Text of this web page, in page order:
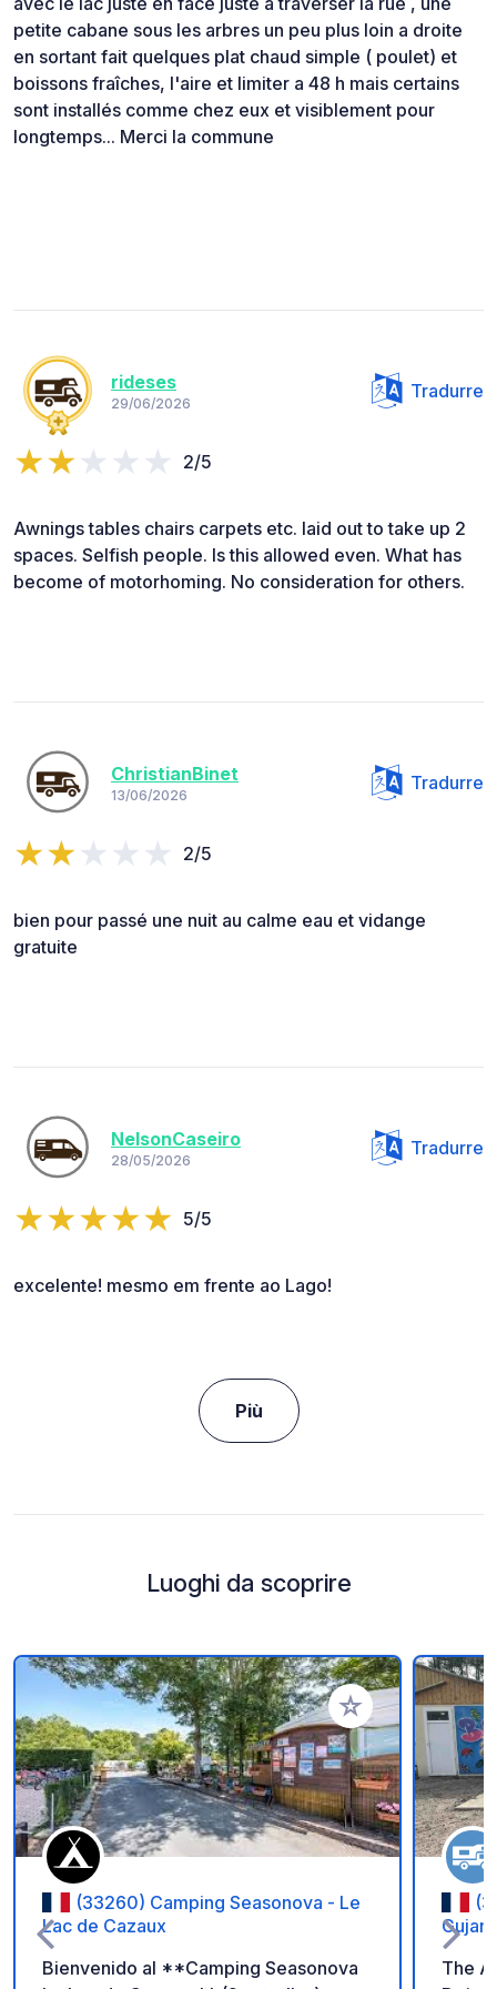
petite cabane sous les arbres un peu plus loin a droite
en sortant fait quelques plat chaud simple ( poulet) et
boissons fraîches, l'aire et limiter a 48 h mais certains
sont installés comme chez eux et visiblement pour
longtemps... Merci la commune
rideses
29/06/2026
Tradurre
2/5
Awnings tables chairs carpets etc. laid out to take up 2
spaces. Selfish people. Is this allowed even. What has
become of motorhoming. No consideration for others.
ChristianBinet
13/06/2026
Tradurre
2/5
bien pour passé une nuit au calme eau et vidange
gratuite
NelsonCaseiro
28/05/2026
Tradurre
5/5
excelente! mesmo em frente ao Lago!
Più
Luoghi da scoprire
Aggiungi ai tuoi
(33260) Camping Seasonova - Le
Lac de Cazaux
Bienvenido al **Camping Seasonova
The